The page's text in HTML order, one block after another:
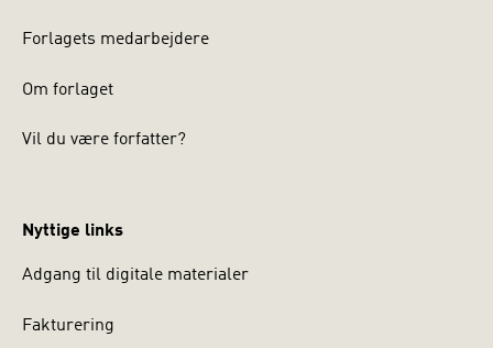
Forlagets medarbejdere
Om forlaget
Vil du være forfatter?
Nyttige links
Adgang til digitale materialer
Fakturering